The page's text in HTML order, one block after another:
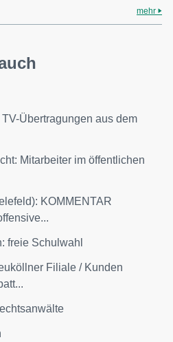
mehr
Übertragungen aus dem
Mitarbeiter im öffentlichen
KOMMENTAR
freie Schulwahl
Filiale / Kunden